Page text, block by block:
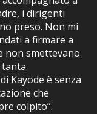
i dirigenti
preso. Non mi
a firmare a
non smettevano
Kayode è senza
che
colpito”.